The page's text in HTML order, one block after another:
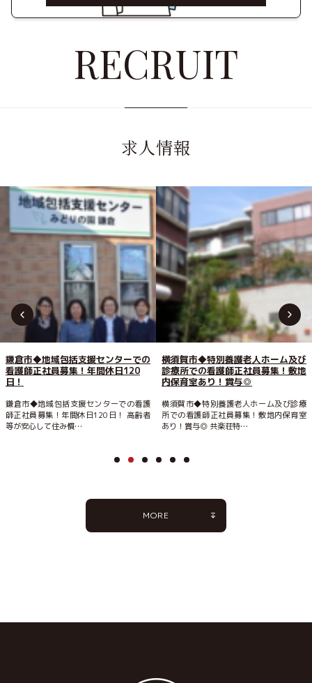
RECRUIT
求人情報
鎌倉市◆地域包括支援センターでの
看護師正社員募集！年間休日120
日！
鎌倉市◆地域包括支援センターでの看護
師正社員募集！年間休日120日！ 高齢者
等が安心して住み慣…
横須賀市◆特別養護老人ホーム及び
診療所での看護師正社員募集！敷地
内保育室あり！賞与◎
横須賀市◆特別養護老人ホーム及び診療
所での看護師正社員募集！敷地内保育室
あり！賞与◎ 共楽荘特…
MORE